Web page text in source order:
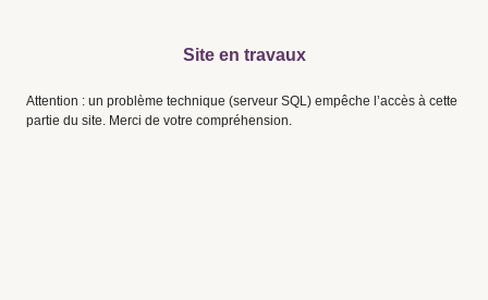
Site en travaux
Attention : un problème technique (serveur SQL) empêche l’accès à cette
partie du site. Merci de votre compréhension.